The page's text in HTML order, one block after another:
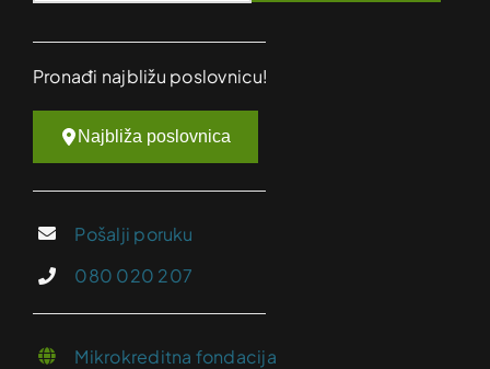
Pronađi najbližu poslovnicu!
Najbliža poslovnica
Pošalji poruku
080 020 207
Mikrokreditna fondacija